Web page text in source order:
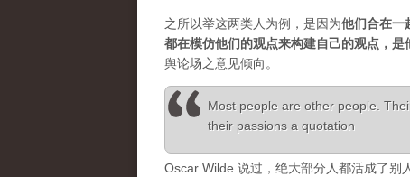
之所以举这两类人为例，是因为他们合在一
都在模仿他们的观点来构建自己的观点，
舆论场之意见倾向。
Most people are other people.
their passions a quotation
Oscar Wilde 说过，绝大部分人都活成了别